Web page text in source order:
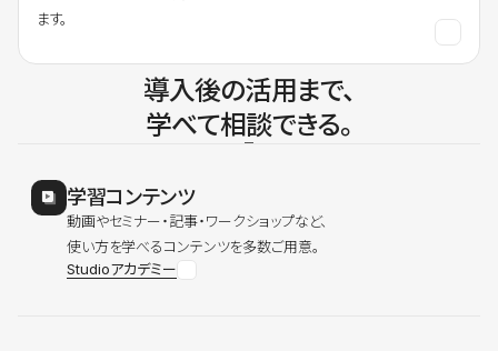
ます。
導入後の活用まで、
学べて相談できる。
学習コンテンツ
動画やセミナー・記事・ワークショップなど、
使い方を学べるコンテンツを多数ご用意。
Studioアカデミー